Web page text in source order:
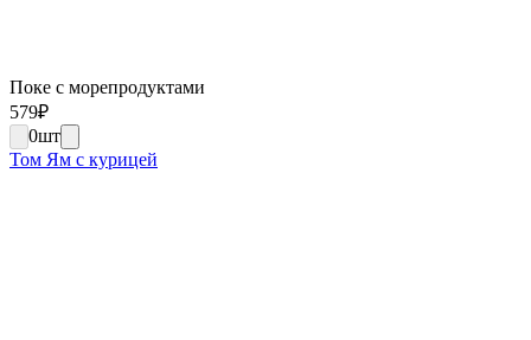
Поке с морепродуктами
579₽
0шт
Том Ям с курицей